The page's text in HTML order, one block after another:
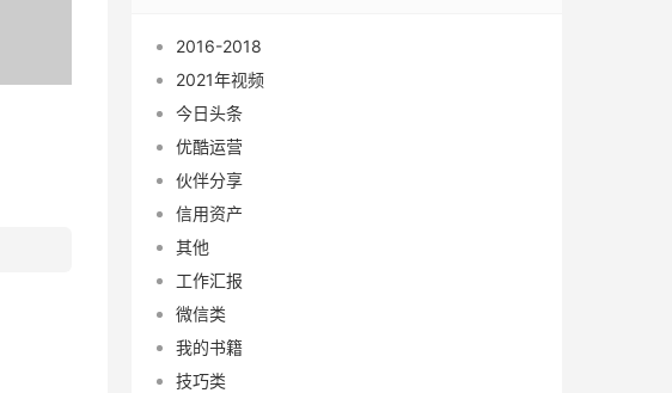
2016-2018
2021年视频
今日头条
优酷运营
伙伴分享
信用资产
其他
工作汇报
微信类
我的书籍
技巧类